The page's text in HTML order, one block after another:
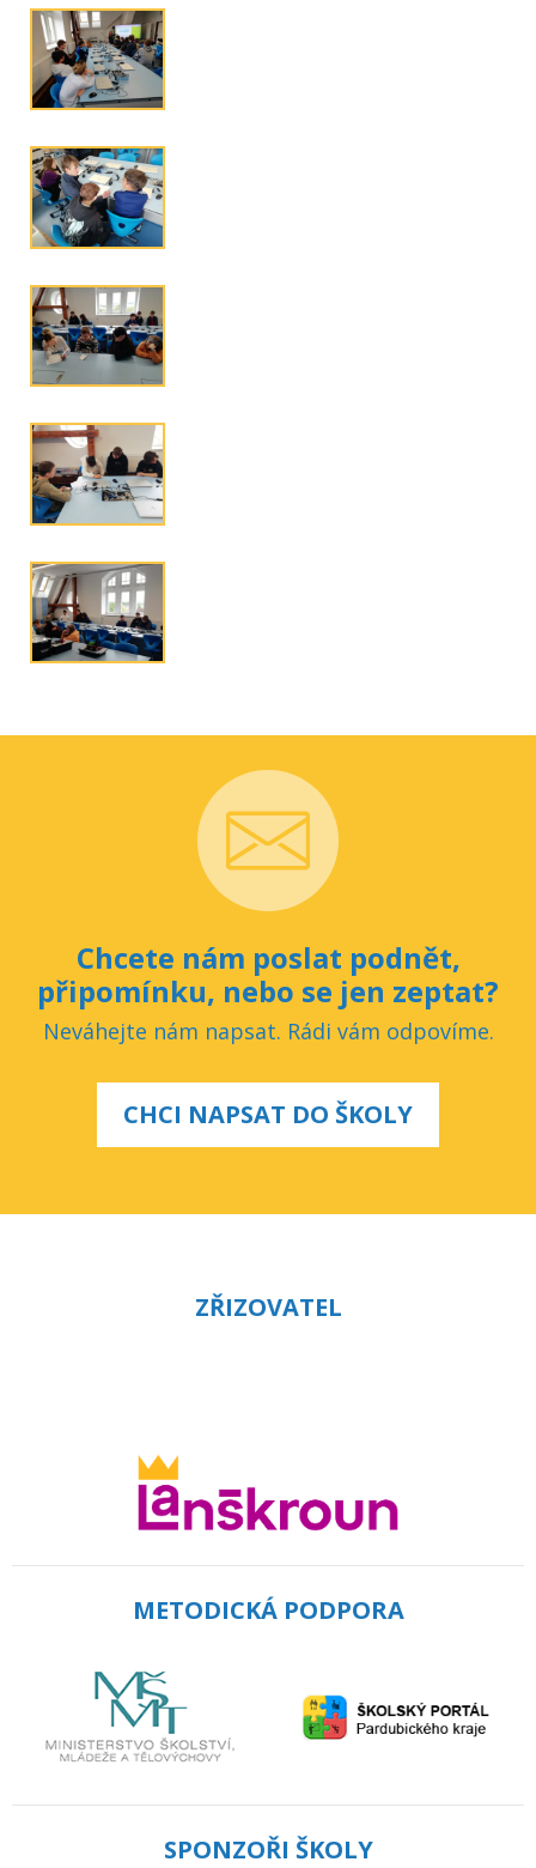
Chcete nám poslat podnět,
připomínku, nebo se jen zeptat?
Neváhejte nám napsat. Rádi vám odpovíme.
CHCI NAPSAT DO ŠKOLY
ZŘIZOVATEL
METODICKÁ PODPORA
SPONZOŘI ŠKOLY